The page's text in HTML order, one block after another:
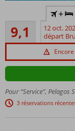
Magnifique
hôtel avec
plage
privée
Suites et
villas
spacieuses
et
modernes
Excellents
9,1Excellente
471
commentaires
+
12 oct.
départ
Pour “Service”, Pelagos
3 réservations